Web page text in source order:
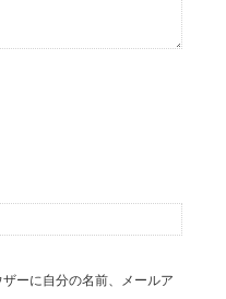
ーに自分の名前、メールア